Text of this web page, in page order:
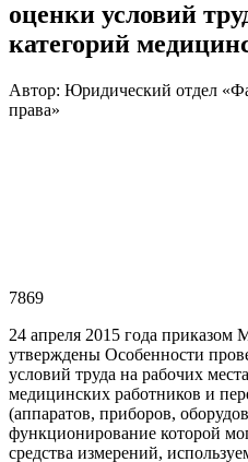
оценки условий
категорий
Автор: Юридический отдел
права»
7869
24 апреля 2015 года
утверждены Особенности
условий труда на рабочих
медицинских работников и
(аппаратов, приборов,
функционирование которой
средства измерений,